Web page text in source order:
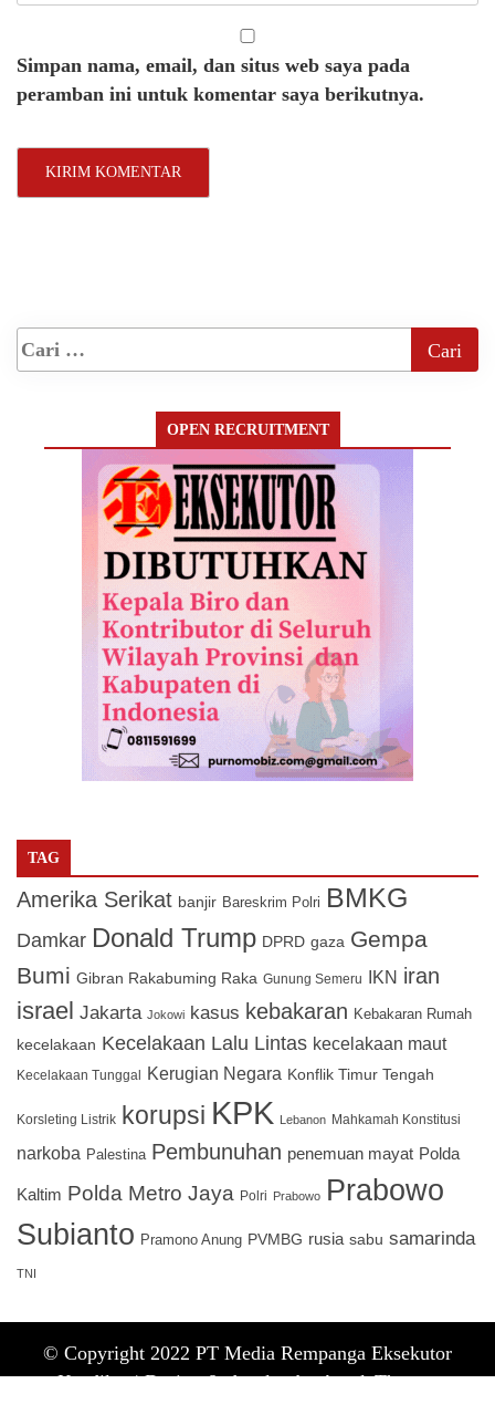
Simpan nama, email, dan situs web saya pada
peramban ini untuk komentar saya berikutnya.
OPEN RECRUITMENT
TAG
Amerika Serikat banjir Bareskrim Polri BMKG
Damkar Donald Trump DPRD gaza Gempa
Bumi Gibran Rakabuming Raka Gunung Semeru IKN iran
israel Jakarta Jokowi kasus kebakaran Kebakaran Rumah
kecelakaan Kecelakaan Lalu Lintas kecelakaan maut
Kecelakaan Tunggal Kerugian Negara Konflik Timur Tengah
Korsleting Listrik korupsi KPK Lebanon Mahkamah Konstitusi
narkoba Palestina Pembunuhan penemuan mayat Polda
Kaltim Polda Metro Jaya Polri Prabowo Prabowo
Subianto Pramono Anung PVMBG rusia sabu samarinda
TNI
© Copyright 2022 PT Media Rempanga Eksekutor
Keadilan |Design & develop by AmpleThemes